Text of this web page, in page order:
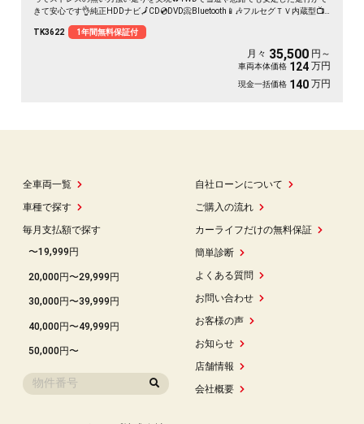
きて安心です👌純正HDDナビ🗾CD💿DVD📀Bluetooth📱🎶フルセグＴＶ内蔵型📺
リップダウンモニター付で後席の方もエンタメを楽しめます👀安心安全のバック
カメラ＆アラウンドビューモニター搭載😊ワンタッチオープンの両側パワースラ
TK3622 1年間無料保証付
月々 35,500 円～
車両本体価格 124 万円
現金一括価格 140 万円
全車両一覧
車種で探す
毎月支払額で探す
〜19,999円
20,000円〜29,999円
30,000円〜39,999円
40,000円〜49,999円
50,000円〜
自社ローンについて
ご購入の流れ
カーライフだけの無料保証
簡単診断
よくある質問
お問い合わせ
お客様の声
お知らせ
店舗情報
会社概要